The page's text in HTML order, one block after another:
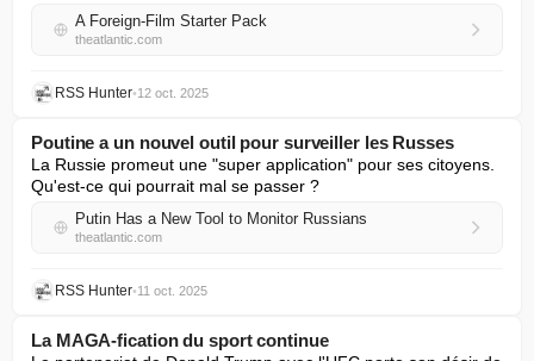
A Foreign-Film Starter Pack
theatlantic.com
RSS Hunter•12 oct. 2025
Poutine a un nouvel outil pour surveiller les Russes
La Russie promeut une "super application" pour ses citoyens.
Qu'est-ce qui pourrait mal se passer ?
Putin Has a New Tool to Monitor Russians
theatlantic.com
RSS Hunter•11 oct. 2025
La MAGA-fication du sport continue